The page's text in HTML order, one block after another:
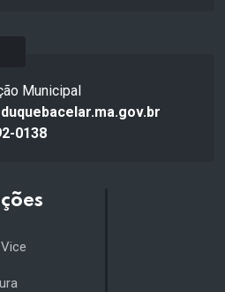
Municipal
0138